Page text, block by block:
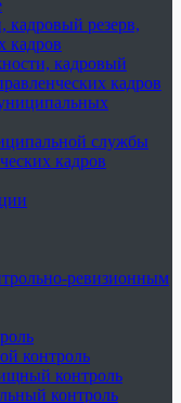
кадровый резерв,
кадров
кадровый
кадров
службы
кадров
ревизионным
контроль
контроль
контроль